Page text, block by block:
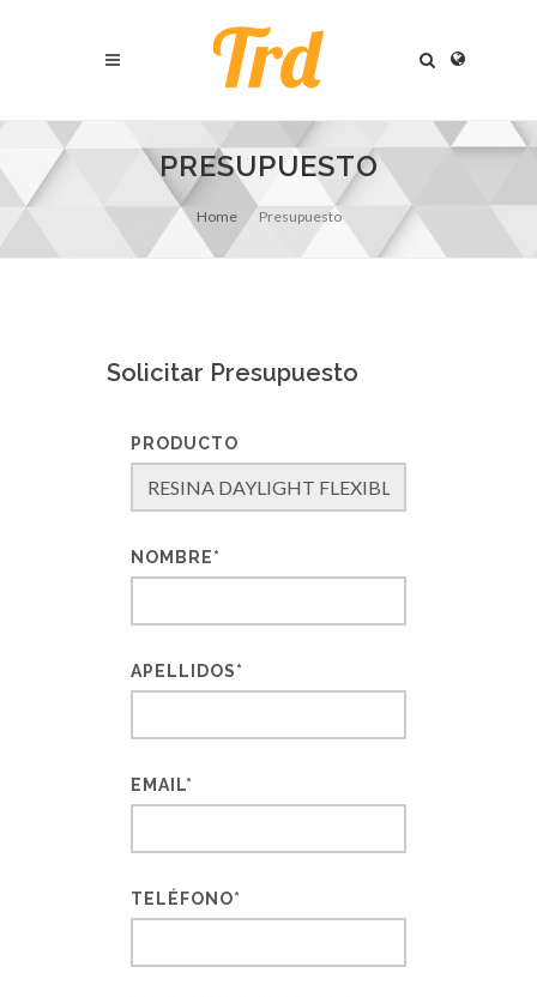
PRESUPUESTO
Home Presupuesto
Solicitar Presupuesto
PRODUCTO
NOMBRE*
APELLIDOS*
EMAIL*
TELÉFONO*